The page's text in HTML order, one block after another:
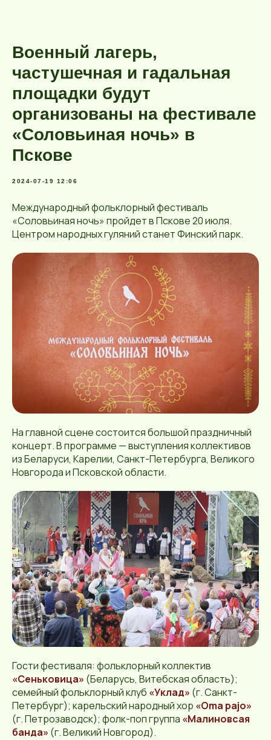
Военный лагерь,
частушечная и гадальная
площадки будут
организованы на фестивале
«Соловьиная ночь» в
Пскове
2024-07-19 12:06
Международный фольклорный фестиваль
«Соловьиная ночь» пройдет в Пскове 20 июля.
Центром народных гуляний станет Финский парк.
На главной сцене состоится большой праздничный
концерт. В программе — выступления коллективов
из Беларуси, Карелии, Санкт-Петербурга, Великого
Новгорода и Псковской области.
Гости фестиваля: фольклорный коллектив
«Сеньковица» (Беларусь, Витебская область);
семейный фольклорный клуб «Уклад» (г. Санкт-
Петербург); карельский народный хор «Oma pajo»
(г. Петрозаводск); фолк-поп группа «Малиновсая
банда» (г. Великий Новгород).